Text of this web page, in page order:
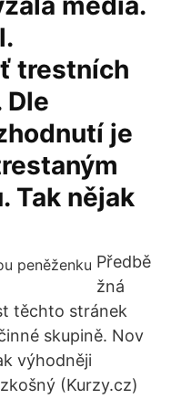
trestních
Dle
je
Tak nějak
Předbě
žná
těchto stránek
skupině. Nov
výhodněji
(Kurzy.cz)